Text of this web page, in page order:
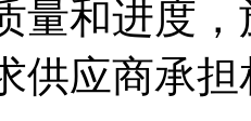
量和进度
供应商承